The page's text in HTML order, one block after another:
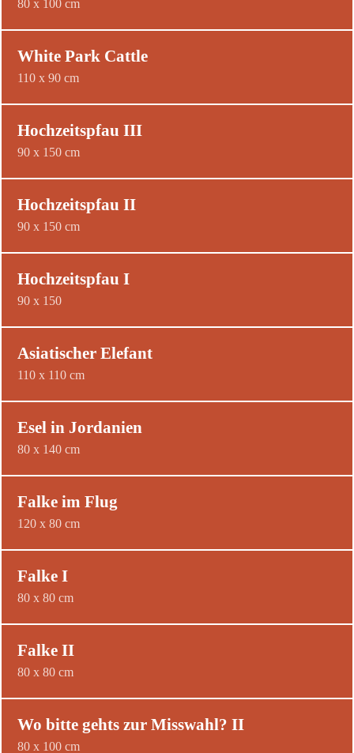
80 x 100 cm
White Park Cattle
110 x 90 cm
Hochzeitspfau III
90 x 150 cm
Hochzeitspfau II
90 x 150 cm
Hochzeitspfau I
90 x 150
Asiatischer Elefant
110 x 110 cm
Esel in Jordanien
80 x 140 cm
Falke im Flug
120 x 80 cm
Falke I
80 x 80 cm
Falke II
80 x 80 cm
Wo bitte gehts zur Misswahl? II
80 x 100 cm